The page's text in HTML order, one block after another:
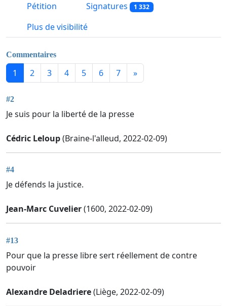
Pétition Signatures 1 332
Plus de visibilité
Commentaires
1 2 3 4 5 6 7 »
#2
Je suis pour la liberté de la presse
Cédric Leloup(Braine-l'alleud, 2022-02-09)
#4
Je défends la justice.
Jean-Marc Cuvelier(1600, 2022-02-09)
#13
Pour que la presse libre sert réellement de contre
pouvoir
Alexandre Deladriere(Liège, 2022-02-09)